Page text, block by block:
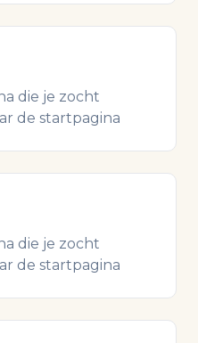
die je zocht
de startpagina
die je zocht
de startpagina